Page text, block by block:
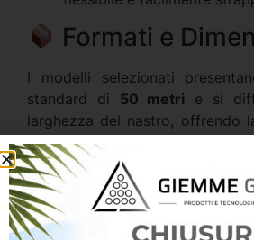
Formati e
I modelli selezionati
standard di 50 metri e si
larghezza del nastro, offrendo
sia per profilature standard sia
ampie:
Codice
Articolo
Dimensione
(Largh. x